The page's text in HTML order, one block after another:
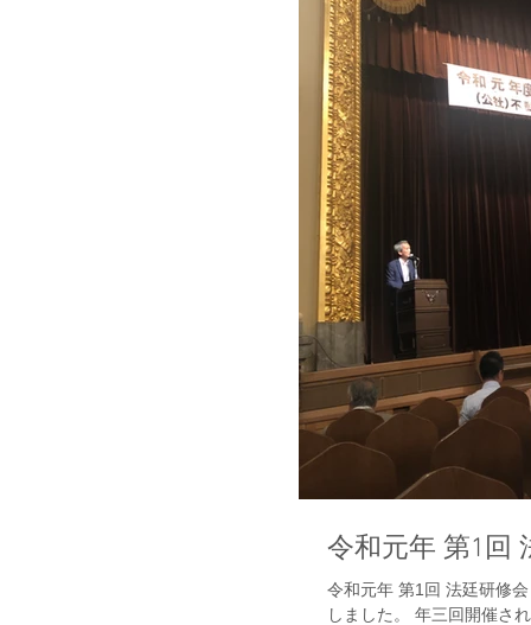
令和元年 第1回
令和元年 第1回 法廷研修会 (公社)不動産保証協会 大阪府本部に参
しました。 年三回開催さ